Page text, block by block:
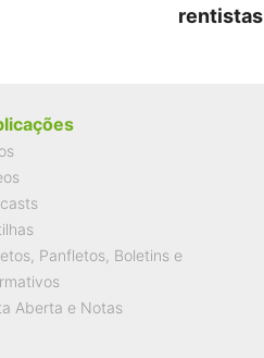
rentistas
Panfletos, Boletins e
Aberta e Notas